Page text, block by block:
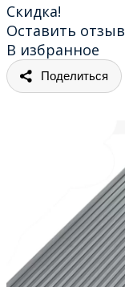
Скидка!
Оставить отзыв
В избранное
Поделиться